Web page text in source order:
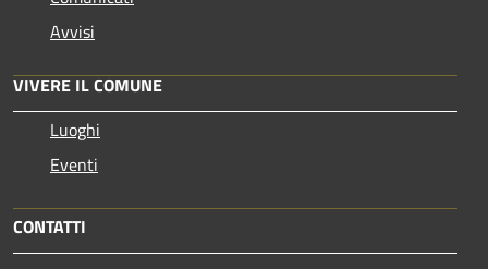
Avvisi
VIVERE IL COMUNE
Luoghi
Eventi
CONTATTI